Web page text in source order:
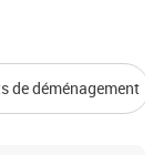
de déménagement